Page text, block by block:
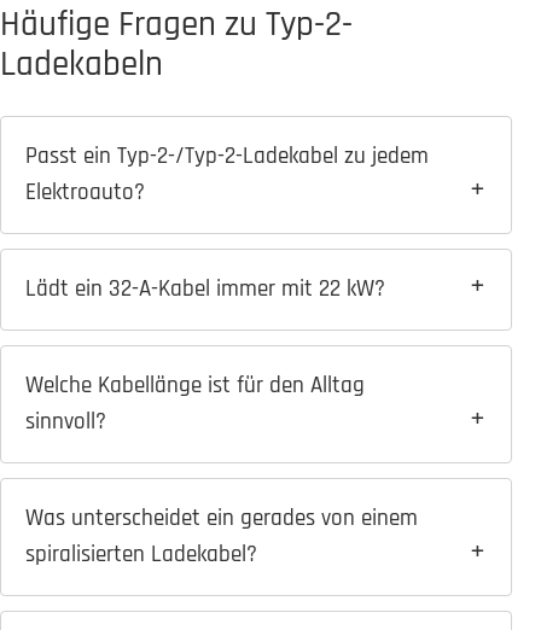
Häufige Fragen zu Typ-2-
Ladekabeln
Passt ein Typ-2-/Typ-2-Ladekabel zu jedem
Elektroauto?
Lädt ein 32-A-Kabel immer mit 22 kW?
Welche Kabellänge ist für den Alltag
sinnvoll?
Was unterscheidet ein gerades von einem
spiralisierten Ladekabel?